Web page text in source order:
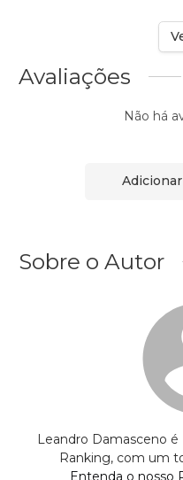
Avaliações
Não há
Sobre o Autor
Leandro Damasceno
Ranking, com um
Entenda o nosso